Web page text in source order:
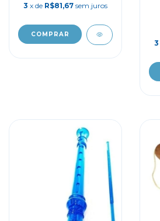
3 x de R$81,67 sem juros
3